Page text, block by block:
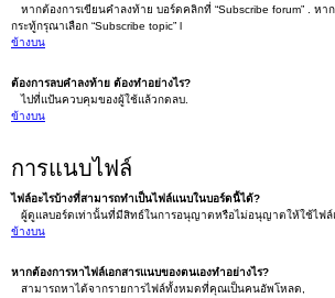
หากต้องการเขียนคำลงท้าย บอร์ดคลิกที่ “Subscribe forum” . หา
กระทู้กรุณาเลือก “Subscribe topic” l
ข้างบน
ต้องการลบคำลงท้าย ต้องทำอย่างไร?
ไปที่แป้นควบคุมของผู้ใช้แล้วกดลบ.
ข้างบน
การแนบไฟล์
ไฟล์อะไรบ้างที่สามารถทำเป็นไฟล์แนบในบอร์ดนี้ได้?
ผู้ดูแลบอร์ดเท่านั้นที่มีสิทธ์ในการอนุญาตหรือไม่อนุญาตให้ใช้ไฟล์
ข้างบน
หากต้องการหาไฟล์เอกสารแนบของตนเองทำอย่างไร?
สามารถหาได้จากรายการไฟล์ทั้งหมดที่คุณเป็นคนอัพโหลด,